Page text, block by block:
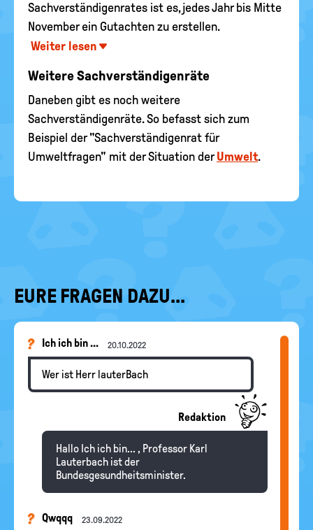
Sachverständigenrates ist es, jedes Jahr bis Mitte
November ein Gutachten zu erstellen.
Weiter lesen
Weitere Sachverständigenräte
Daneben gibt es noch weitere
Sachverständigenräte. So befasst sich zum
Beispiel der "Sachverständigenrat für
Umweltfragen" mit der Situation derUmwelt.
EURE FRAGEN DAZU...
Ich ich bin ... 20.10.2022
Wer ist Herr lauterBach
Redaktion
Hallo Ich ich bin... , Professor Karl
Lauterbach ist der
Bundesgesundheitsminister.
Qwqqq 23.09.2022